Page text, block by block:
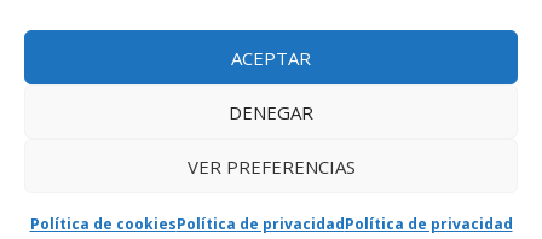
ACEPTAR
DENEGAR
VER PREFERENCIAS
Política de cookiesPolítica de privacidadPolítica de privacidad
Ir al grupo de Facebook